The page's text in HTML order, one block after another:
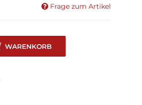
Frage zum Artikel
WARENKORB